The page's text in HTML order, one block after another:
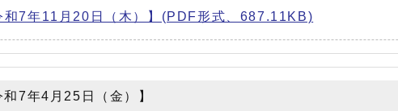
7年11月20日（木）】(PDF形式、687.11KB)
7年4月25日（金）】